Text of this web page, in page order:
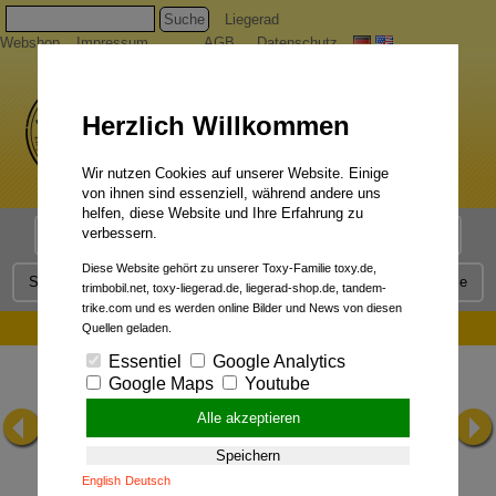
Suche
Liegerad
Webshop
Impressum AGB Datenschutz
Liegerad Modelle
Service Qualität Liegerad News Kontakt Presse
AktivRadfahren 06/2000 (Praxistest Toxy-CL):
Herzlich Willkommen
Wir nutzen Cookies auf unserer Website. Einige
von ihnen sind essenziell, während andere uns
helfen, diese Website und Ihre Erfahrung zu
verbessern.
Diese Website gehört zu unserer Toxy-Familie toxy.de,
trimbobil.net, toxy-liegerad.de, liegerad-shop.de, tandem-
trike.com und es werden online Bilder und News von diesen
Quellen geladen.
Essentiel
Google Analytics
Google Maps
Youtube
Alle akzeptieren
Speichern
English Deutsch